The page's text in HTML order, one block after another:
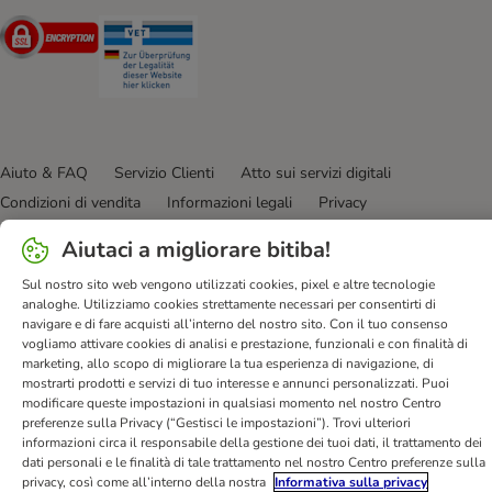
Security
Aiuto & FAQ Servizio Clienti
Atto sui servizi digitali
Condizioni di vendita
Informazioni legali
Privacy
Newsletter
Modulo tipo di recesso
Disposizioni ambientali & smaltimento
Opt-out
Programma fedeltà
Sconti & Vantaggi
Dichiarazione di accessibilità
bitiba GmbH2026
Aiutaci a migliorare bitiba!
Sul nostro sito web vengono utilizzati cookies, pixel e altre tecnologie
analoghe. Utilizziamo cookies strettamente necessari per consentirti di
navigare e di fare acquisti all’interno del nostro sito. Con il tuo consenso
vogliamo attivare cookies di analisi e prestazione, funzionali e con finalità di
marketing, allo scopo di migliorare la tua esperienza di navigazione, di
mostrarti prodotti e servizi di tuo interesse e annunci personalizzati. Puoi
modificare queste impostazioni in qualsiasi momento nel nostro Centro
preferenze sulla Privacy (“Gestisci le impostazioni”). Trovi ulteriori
informazioni circa il responsabile della gestione dei tuoi dati, il trattamento dei
dati personali e le finalità di tale trattamento nel nostro Centro preferenze sulla
privacy, così come all’interno della nostra Informativa sulla privacy